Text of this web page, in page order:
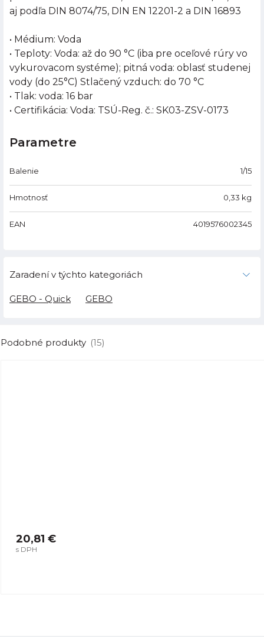
aj podľa DIN 8074/75, DIN EN 12201-2 a DIN 16893
• Médium: Voda
• Teploty: Voda: až do 90 °C (iba pre oceľové rúry vo
vykurovacom systéme); pitná voda: oblasť studenej
vody (do 25°C) Stlačený vzduch: do 70 °C
• Tlak: voda: 16 bar
• Certifikácia: Voda: TSÚ-Reg. č.: SK03-ZSV-0173
Parametre
Balenie 1/15
Hmotnosť 0,33 kg
EAN 4019576002345
Zaradení v týchto kategoriách
GEBO - Quick GEBO
Podobné produkty (15)
20,81 €
s DPH